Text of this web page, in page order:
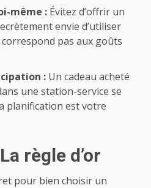
même : Évitez d’offrir un
envie d’utiliser
pas aux goûts
: Un cadeau acheté
une station-service se
planification est votre
règle d’or
pour bien choisir un